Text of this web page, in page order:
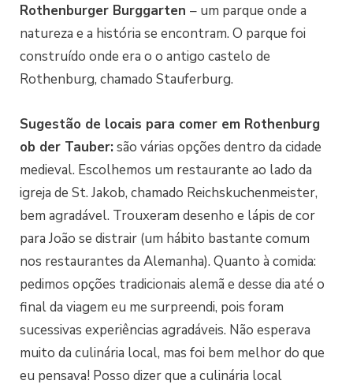
Rothenburger Burggarten – um parque onde a
natureza e a história se encontram. O parque foi
construído onde era o o antigo castelo de
Rothenburg, chamado Stauferburg.
Sugestão de locais para comer em Rothenburg
ob der Tauber:são várias opções dentro da cidade
medieval. Escolhemos um restaurante ao lado da
igreja de St. Jakob, chamado Reichskuchenmeister,
bem agradável. Trouxeram desenho e lápis de cor
para João se distrair (um hábito bastante comum
nos restaurantes da Alemanha). Quanto à comida:
pedimos opções tradicionais alemã e desse dia até o
final da viagem eu me surpreendi, pois foram
sucessivas experiências agradáveis. Não esperava
muito da culinária local, mas foi bem melhor do que
eu pensava! Posso dizer que a culinária local